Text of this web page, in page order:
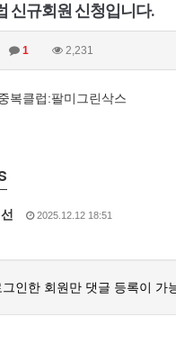
신규회원 신청입니다.
1 2,231
복클럽:팔미그린삭스
2025.12.12 18:51
그인한 회원만 댓글 등록이 가